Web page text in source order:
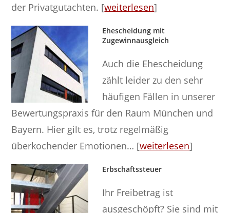
der Privatgutachten. [weiterlesen]
Ehescheidung mit
Zugewinnausgleich
Auch die Ehescheidung
zählt leider zu den sehr
häufigen Fällen in unserer
Bewertungspraxis für den Raum München und
Bayern. Hier gilt es, trotz regelmäßig
überkochender Emotionen… [weiterlesen]
Erbschaftssteuer
Ihr Freibetrag ist
ausgeschöpft? Sie sind mit